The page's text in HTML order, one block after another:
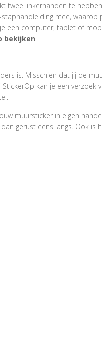
twee linkerhanden te
mee,
een computer, tablet of
bekijken.
is. Misschien dat jij de
kan je een verzoek
muursticker in eigen
gerust eens langs. Ook is